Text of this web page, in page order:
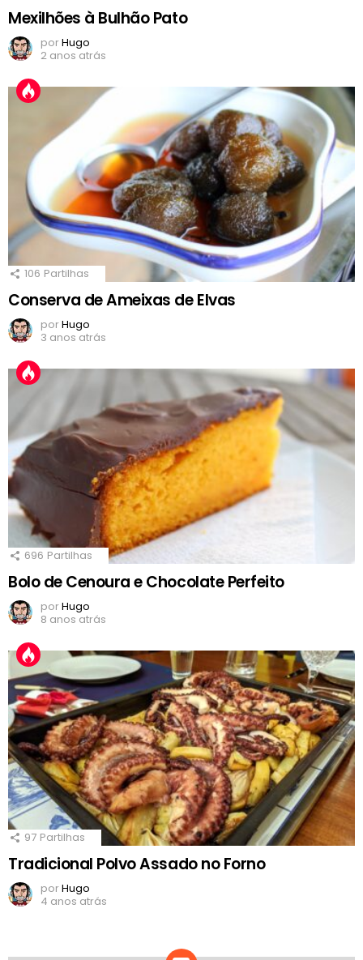
Mexilhões à Bulhão Pato
porHugo
2 anos atrás
106 Partilhas
Conserva de Ameixas de Elvas
porHugo
3 anos atrás
696 Partilhas
Bolo de Cenoura e Chocolate Perfeito
porHugo
8 anos atrás
97 Partilhas
Tradicional Polvo Assado no Forno
porHugo
4 anos atrás